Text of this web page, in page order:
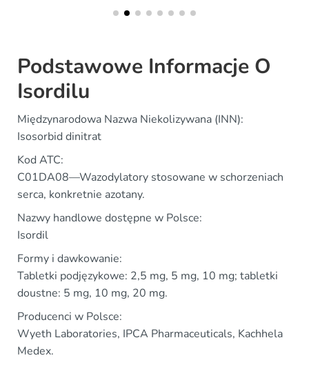
Podstawowe Informacje O
Isordilu
Międzynarodowa Nazwa Niekolizywana (INN):
Isosorbid dinitrat
Kod ATC:
C01DA08—Wazodylatory stosowane w schorzeniach
serca, konkretnie azotany.
Nazwy handlowe dostępne w Polsce:
Isordil
Formy i dawkowanie:
Tabletki podjęzykowe: 2,5 mg, 5 mg, 10 mg; tabletki
doustne: 5 mg, 10 mg, 20 mg.
Producenci w Polsce:
Wyeth Laboratories, IPCA Pharmaceuticals, Kachhela
Medex.